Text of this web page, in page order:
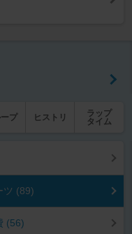
プ ヒストリ
ラップ
タイム
ツ (89)
(56)